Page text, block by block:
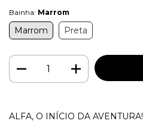
Bainha: Marrom
Marrom Preta
ALFA, O INÍCIO DA AVENTURA!